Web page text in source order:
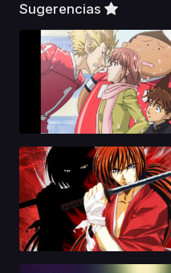
Sugerencias